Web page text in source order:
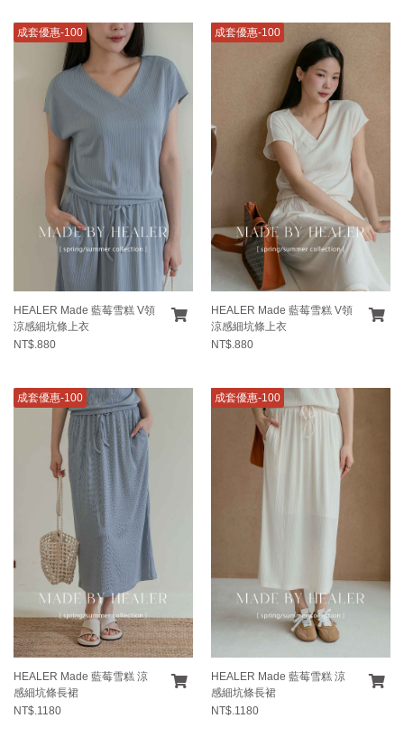
成套優惠-100
HEALER Made 藍莓雪糕 V領
涼感細坑條上衣
NT$.880
成套優惠-100
HEALER Made 藍莓雪糕 V領
涼感細坑條上衣
NT$.880
成套優惠-100
HEALER Made 藍莓雪糕 涼
感細坑條長裙
NT$.1180
成套優惠-100
HEALER Made 藍莓雪糕 涼
感細坑條長裙
NT$.1180